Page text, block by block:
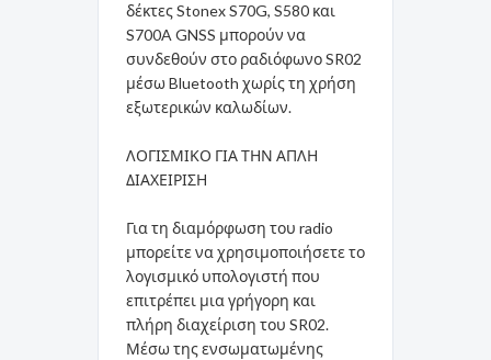
δέκτες Stonex S70G, S580 και
S700A GNSS μπορούν να
συνδεθούν στο ραδιόφωνο SR02
μέσω Bluetooth χωρίς τη χρήση
εξωτερικών καλωδίων.
ΛΟΓΙΣΜΙΚΟ ΓΙΑ ΤΗΝ ΑΠΛΗ
ΔΙΑΧΕΙΡΙΣΗ
Για τη διαμόρφωση του radio
μπορείτε να χρησιμοποιήσετε το
λογισμικό υπολογιστή που
επιτρέπει μια γρήγορη και
πλήρη διαχείριση του SR02.
Μέσω της ενσωματωμένης